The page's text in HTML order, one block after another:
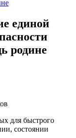
единой
родине
для быстрого
состоянии